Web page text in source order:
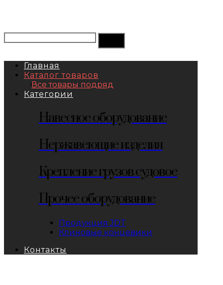
Главная
Каталог товаров
Все товары подряд
Категории
Навесное оборудование
Нержавеющие изделия
Крепление грузов судовое
Прочее оборудование
Продукция JDT
Клиновые концевики
Контакты